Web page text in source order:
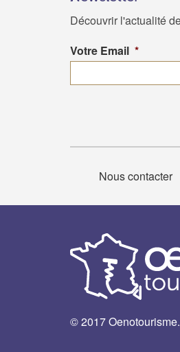
Découvrir l'actualité
Votre Email *
Nous contacter
© 2017